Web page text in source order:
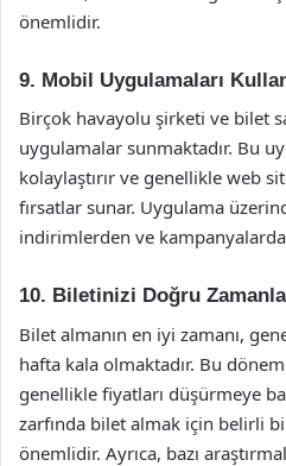
önemlidir.
9. Mobil Uygulamaları
Birçok havayolu şirketi ve bilet
uygulamalar sunmaktadır. Bu
kolaylaştırır ve genellikle web
fırsatlar sunar. Uygulama
indirimlerden ve
10. Biletinizi Doğru
Bilet almanın en iyi zamanı,
hafta kala olmaktadır. Bu
genellikle fiyatları düşürmeye
zarfında bilet almak için belirli
önemlidir. Ayrıca, bazı